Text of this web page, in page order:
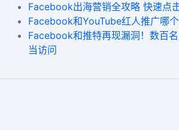
Facebook出海营销全攻略 快速点
Facebook和YouTube红人推广哪
Facebook和推特再现漏洞！数百
当访问